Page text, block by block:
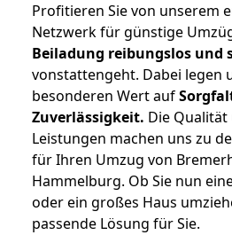
Profitieren Sie von unserem
Netzwerk für günstige
Beiladung reibungslos und
vonstattengeht. Dabei legen
besonderen Wert auf
Zuverlässigkeit. Die
Leistungen machen uns zu
für Ihren Umzug von
Hammelburg. Ob Sie nun
oder ein großes Haus
passende Lösung für Sie.